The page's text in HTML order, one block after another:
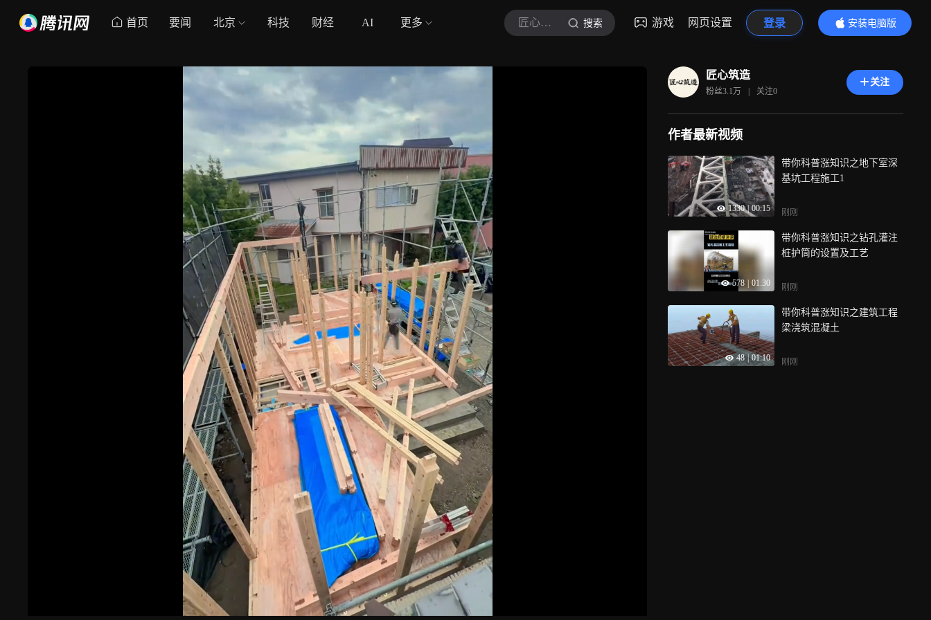
首页 要闻 北京 科技 财经 AI 更多 匠心筑造 搜索 游戏 网页设置 登录
安装电脑版
内容更精彩
匠心筑造
粉丝3.1万 | 关注0
关注
作者最新视频
1330 | 00:15
带你科普涨知识之地下室深
基坑工程施工1
刚刚
578 01:30
带你科普涨知识之钻孔灌注
桩护筒的设置及工艺
刚刚
48 | 01:10
带你科普涨知识之建筑工程
梁浇筑混凝土
刚刚